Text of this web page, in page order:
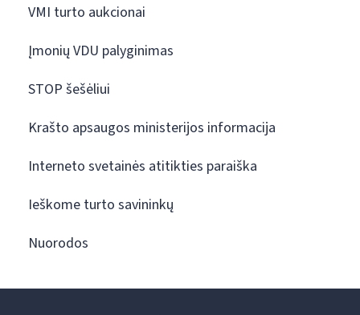
VMI turto aukcionai
Įmonių VDU palyginimas
STOP šešėliui
Krašto apsaugos ministerijos informacija
Interneto svetainės atitikties paraiška
Ieškome turto savininkų
Nuorodos